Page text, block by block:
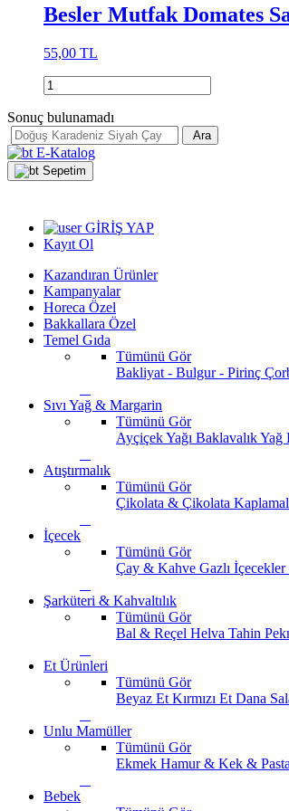
Besler Mutfak Domates
55,00 TL
Sonuç bulunamadı
Ara
E-Katalog
Sepetim
GİRİŞ YAP
Kayıt Ol
Kazandıran Ürünler
Kampanyalar
Horeca Özel
Bakkallara Özel
Temel Gıda
Tümünü Gör
Bakliyat - Bulgur - Pirinç
Sıvı Yağ & Margarin
Tümünü Gör
Ayçiçek Yağı Baklavalık Yağ
Atıştırmalık
Tümünü Gör
Çikolata & Çikolata
İçecek
Tümünü Gör
Çay & Kahve Gazlı İçecekler
Şarküteri & Kahvaltılık
Tümünü Gör
Bal & Reçel Helva Tahin
Et Ürünleri
Tümünü Gör
Beyaz Et Kırmızı Et Dana
Unlu Mamüller
Tümünü Gör
Ekmek Hamur & Kek &
Bebek